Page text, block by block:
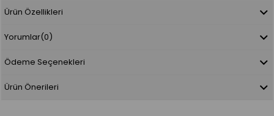
Ürün Özellikleri
Yorumlar(0)
Ödeme Seçenekleri
Ürün Önerileri